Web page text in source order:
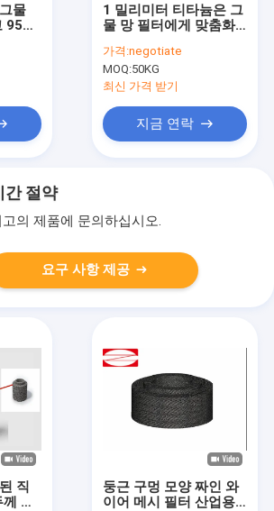
물
95%
플
1 밀리미터 티타늄은 그
물 망 필터에게 맞춤화
색을 떠주었습니다
가격:negotiate
MOQ:50KG
최신 가격 받기
지금 연락
간 절약
고의 제품에 문의하십시오.
요구 사항 제공
직
산
둥근 구멍 모양 짜인 와
이어 메시 필터 산업용